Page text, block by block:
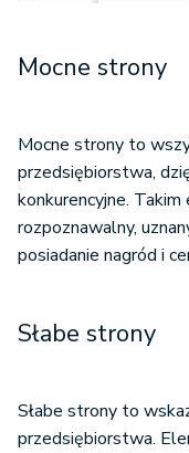
Mocne strony
Mocne strony to
przedsiębiorstwa,
konkurencyjne.
rozpoznawalny,
posiadanie nagród i
Słabe strony
Słabe strony to
przedsiębiorstwa.